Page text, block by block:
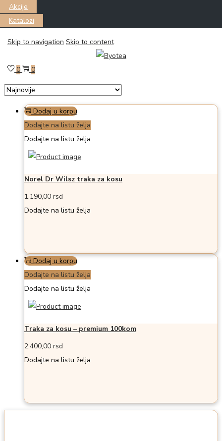
Akcije
Katalozi
Skip to navigation Skip to content
0 0
Filter
Prikazano all 2 proizvoda
Dodaj u korpu
Dodajte na listu želja
Dodajte na listu želja
Norel Dr Wilsz traka za kosu
1.190,00 rsd
Dodajte na listu želja
Dodaj u korpu
Dodajte na listu želja
Dodajte na listu želja
Traka za kosu – premium 100kom
2.400,00 rsd
Dodajte na listu želja